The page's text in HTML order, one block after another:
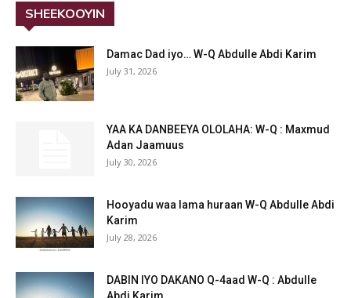
SHEEKOOYIN
Damac Dad iyo… W-Q Abdulle Abdi Karim
July 31, 2026
YAA KA DANBEEYA OLOLAHA: W-Q : Maxmud
Adan Jaamuus
July 30, 2026
Hooyadu waa lama huraan W-Q Abdulle Abdi
Karim
July 28, 2026
DABIN IYO DAKANO Q-4aad W-Q : Abdulle